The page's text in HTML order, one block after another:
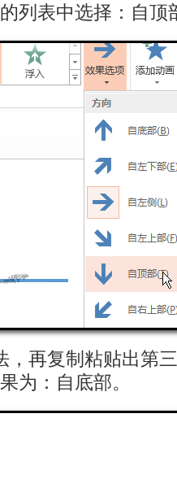
列表中选择：自顶
，再复制粘贴出第
为：自底部。